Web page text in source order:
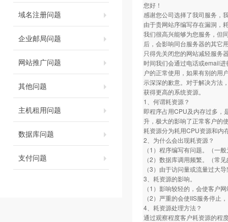
域名注册问题
企业邮局问题
网站推广问题
其他问题
主机租用问题
数据库问题
支付问题
您好！
感谢您公司选择了我司服务，
由于贵网站序编写存在漏洞，
我们很高兴能够为您服务，但
后，会影响同台服务器的其它
只得先关闭您的网站减轻服务
时间我们会通过电话或email
户的正常使用，如果有别的用
示深深的歉意。对于解决方法
获得更高的系统资源。
1、何谓耗资源？
即程序占用CPU及内存过多，
升，极大的影响了正常客户的
耗资源分为耗用CPU资源和内
2、为什么会出现耗资源？
（1）程序编写有问题。（一
（2）数据库调用频繁。（常
（3）由于访问量或流量过大
3、耗资源的影响。
（1）影响较轻的，会使客户
（2）严重的会使IIS服务停止
4、耗资源处理方法？
通过观察程度客户耗资源的程